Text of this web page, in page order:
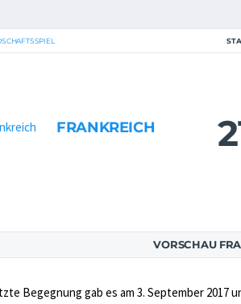
FRANKREICH
VORSCHAU
Begegnung gab es am 3. September